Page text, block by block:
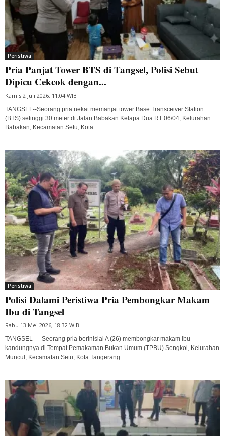
Peristiwa
Pria Panjat Tower BTS di Tangsel, Polisi Sebut
Dipicu Cekcok dengan...
Kamis 2 Juli 2026, 11:04 WIB
TANGSEL--Seorang pria nekat memanjat tower Base Transceiver Station
(BTS) setinggi 30 meter di Jalan Babakan Kelapa Dua RT 06/04, Kelurahan
Babakan, Kecamatan Setu, Kota...
Peristiwa
Polisi Dalami Peristiwa Pria Pembongkar Makam
Ibu di Tangsel
Rabu 13 Mei 2026, 18:32 WIB
TANGSEL — Seorang pria berinisial A (26) membongkar makam ibu
kandungnya di Tempat Pemakaman Bukan Umum (TPBU) Sengkol, Kelurahan
Muncul, Kecamatan Setu, Kota Tangerang...